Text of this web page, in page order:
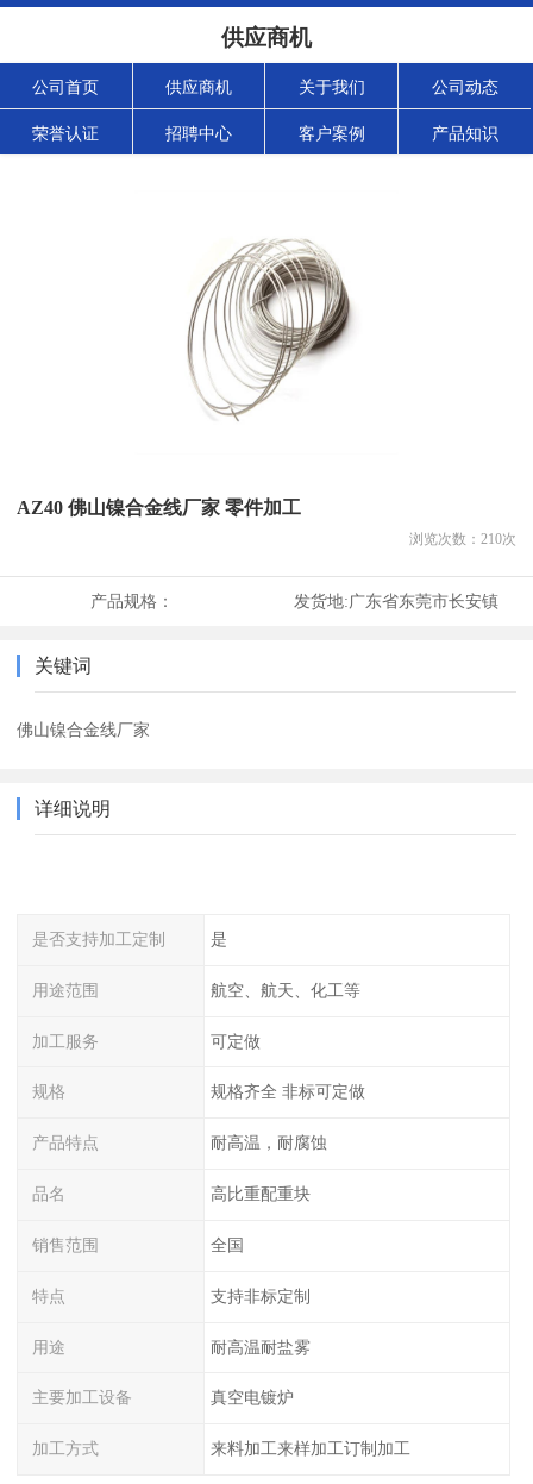
供应商机
公司首页 供应商机 关于我们 公司动态
荣誉认证 招聘中心 客户案例 产品知识
AZ40 佛山镍合金线厂家 零件加工
浏览次数： 210次
产品规格： 发货地:广东省东莞市长安镇
关键词
佛山镍合金线厂家
详细说明
是否支持加工定制 是
用途范围 航空、航天、化工等
加工服务 可定做
规格 规格齐全 非标可定做
产品特点 耐高温，耐腐蚀
品名 高比重配重块
销售范围 全国
特点 支持非标定制
用途 耐高温耐盐雾
主要加工设备 真空电镀炉
加工方式 来料加工来样加工订制加工